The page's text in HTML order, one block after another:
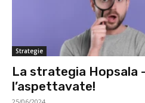
Strategie
La strategia Hopsala
l’aspettavate!